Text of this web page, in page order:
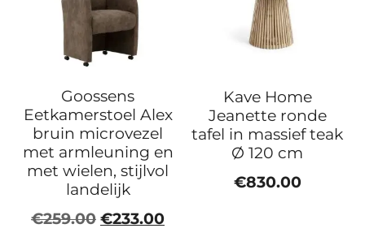
Goossens
Eetkamerstoel Alex
bruin microvezel
met armleuning en
met wielen, stijlvol
landelijk
€259.00 €233.00
Kave Home
Jeanette ronde
tafel in massief teak
Ø 120 cm
€830.00